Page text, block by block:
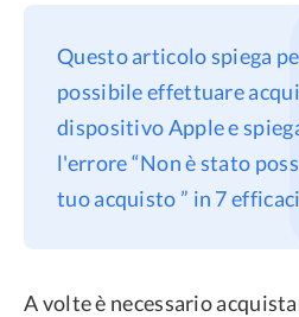
Termini
Refund Policy
Questo articolo spiega
possibile effettuare
dispositivo Apple e
l'errore “Non è stato
tuo acquisto ” in 7
A volte è necessario